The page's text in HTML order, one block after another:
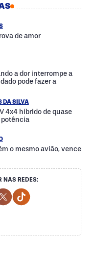
de amor
a dor interrompe a
pode fazer a
DA SILVA
4x4 híbrido de quase
o mesmo avião, vence
NAS REDES:
Media
Social Media
Social Media
Twitter Social Media
Tiktok Social